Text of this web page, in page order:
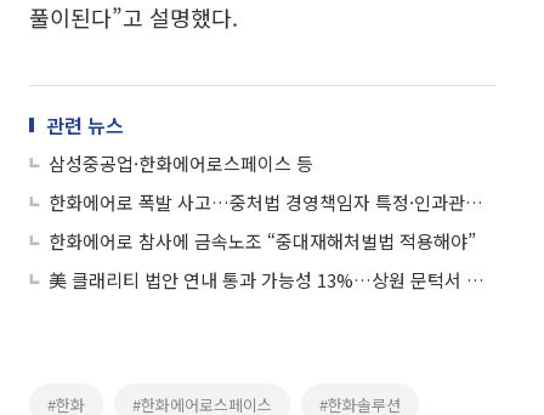
풀이된다”고 설명했다.
관련 뉴스
삼성중공업·한화에어로스페이스 등
한화에어로 폭발 사고…중처법 경영책임자 특정·인과관계 쟁점
한화에어로 참사에 금속노조 “중대재해처벌법 적용해야”
美 클래리티 법안 연내 통과 가능성 13%…상원 문턱서 제동
#한화 #한화에어로스페이스 #한화솔루션